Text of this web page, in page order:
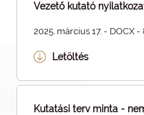
Vezető kutató
2025. március 17. - DOCX -
Letöltés
Kutatási terv minta -